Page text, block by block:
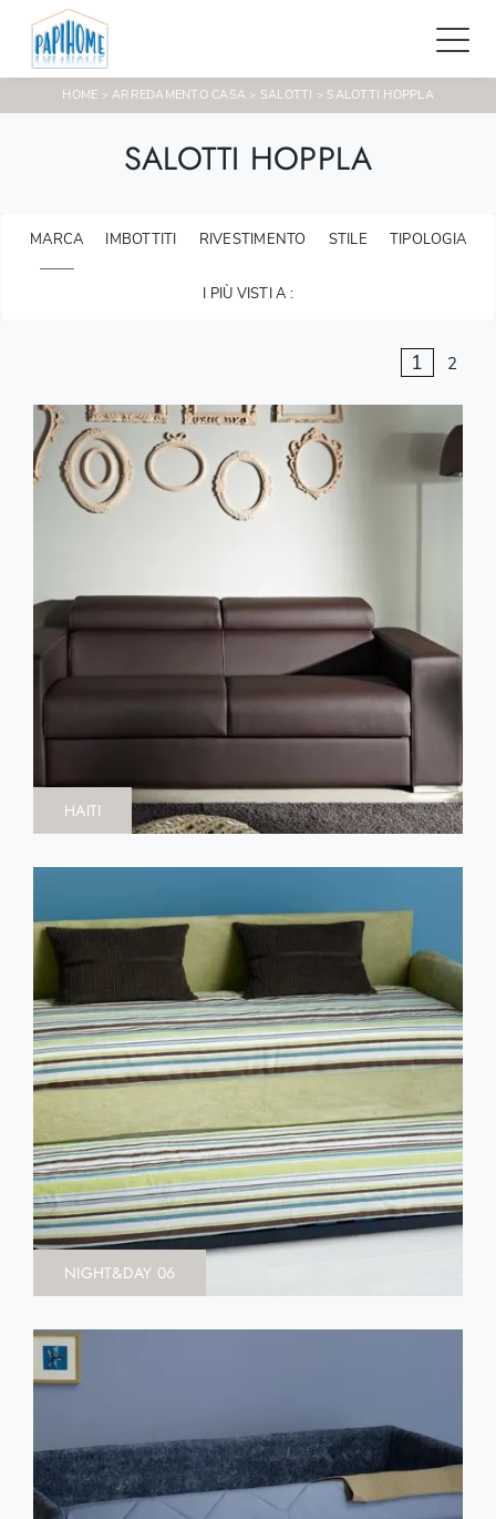
HOME > ARREDAMENTO CASA > SALOTTI > SALOTTI HOPPLA
SALOTTI HOPPLA
MARCA IMBOTTITI RIVESTIMENTO STILE TIPOLOGIA
I PIÙ VISTI A :
1 2
HAITI
NIGHT&DAY 06